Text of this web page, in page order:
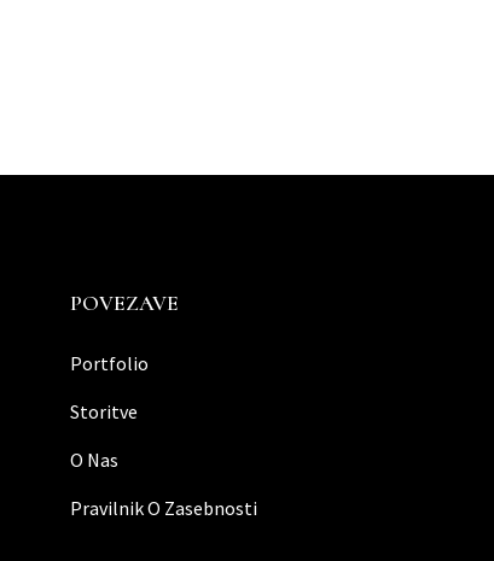
POVEZAVE
Portfolio
Storitve
O Nas
Pravilnik O Zasebnosti